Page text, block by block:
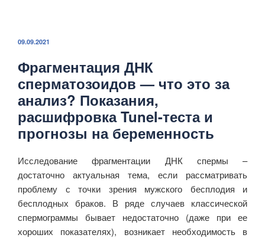
ОПУБЛИКОВАНО
09.09.2021
Фрагментация ДНК
сперматозоидов — что это за
анализ? Показания,
расшифровка Tunel-теста и
прогнозы на беременность
Исследование фрагментации ДНК спермы –
достаточно актуальная тема, если рассматривать
проблему с точки зрения мужского бесплодия и
бесплодных браков. В ряде случаев классической
спермограммы бывает недостаточно (даже при ее
хороших показателях), возникает необходимость в